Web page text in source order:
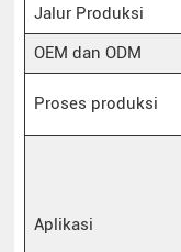
Jalur Produksi
OEM dan ODM
Proses produksi
Aplikasi